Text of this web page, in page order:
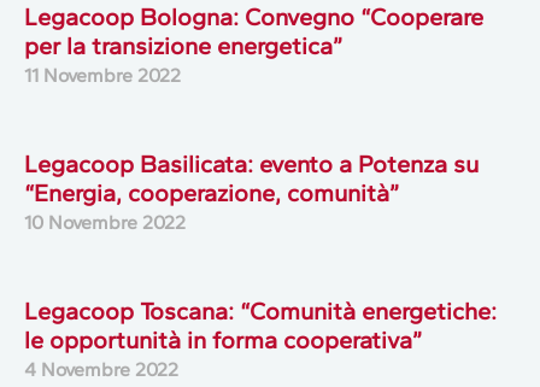
Legacoop Bologna: Convegno “Cooperare
per la transizione energetica”
11 Novembre 2022
Legacoop Basilicata: evento a Potenza su
“Energia, cooperazione, comunità”
10 Novembre 2022
Legacoop Toscana: “Comunità energetiche:
le opportunità in forma cooperativa”
4 Novembre 2022